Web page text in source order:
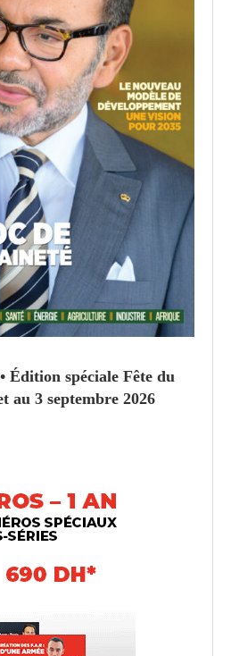
Édition spéciale Fête du
au 3 septembre 2026